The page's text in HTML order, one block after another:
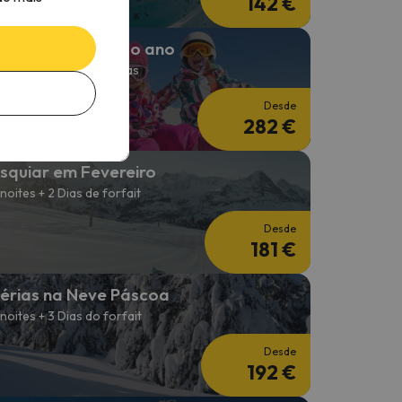
Esquiar no início do ano
+ forfait de 3 dias
Desde
282 €
em Fevereiro
+ 2 Dias de forfait
Desde
181 €
na Neve Páscoa
+ 3 Dias do forfait
Desde
192 €